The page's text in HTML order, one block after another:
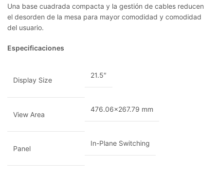
Una base cuadrada compacta y la gestión de cables reducen
el desorden de la mesa para mayor comodidad y comodidad
del usuario.
Especificaciones
Display Size
21.5″
View Area
476.06×267.79 mm
Panel
In-Plane Switching